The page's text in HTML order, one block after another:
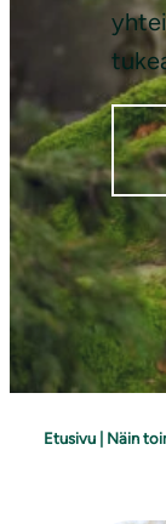
Etusivu Näin